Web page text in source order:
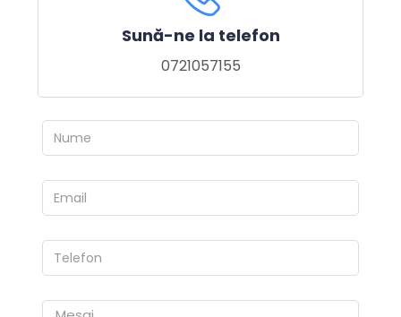
Sună-ne la telefon
0721057155